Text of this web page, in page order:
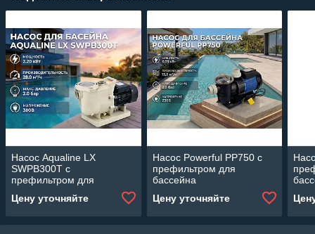
Насос Aqualine LX
SWPB300T c
префильтром для
мощность: 2,20 кВт, 380В)
Цену уточняйте
Насос Powerful PP750 c
префильтром для
бассейна
(Производительность 12
м3/ч, мощность: 0,75 кВт)
Цену уточняйте
м3/